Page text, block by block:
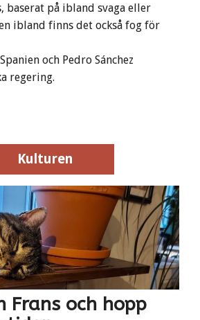
baserat på ibland svaga eller
ibland finns det också fog för
och Pedro Sánchez
regering.
Kulturen
Kulturen
Frans och hopp